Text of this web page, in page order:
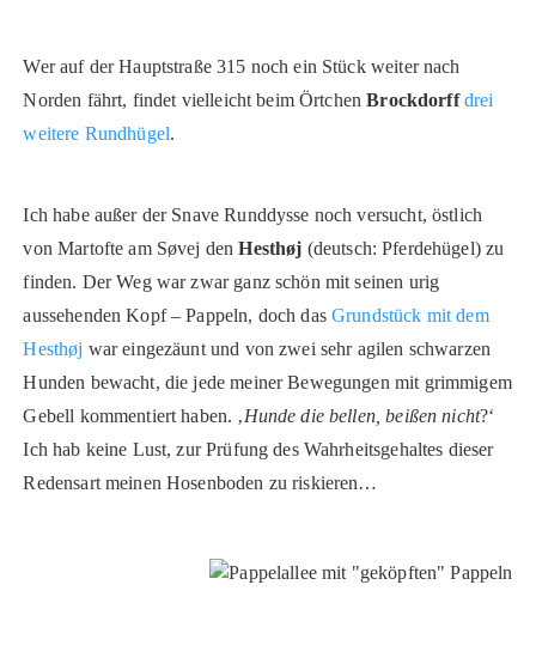
Wer auf der Hauptstraße 315 noch ein Stück weiter nach
Norden fährt, findet vielleicht beim ÖrtchenBrockdorff drei
weitere Rundhügel.
Ich habe außer der Snave Runddysse noch versucht, östlich
von Martofte am Søvej denHesthøj (deutsch: Pferdehügel) zu
finden. Der Weg war zwar ganz schön mit seinen urig
aussehenden Kopf – Pappeln, doch dasGrundstück mit dem
Hesthøj war eingezäunt und von zwei sehr agilen schwarzen
Hunden bewacht, die jede meiner Bewegungen mit grimmigem
Gebell kommentiert haben. ‚Hunde die bellen, beißen nicht?‘
Ich hab keine Lust, zur Prüfung des Wahrheitsgehaltes dieser
Redensart meinen Hosenboden zu riskieren…